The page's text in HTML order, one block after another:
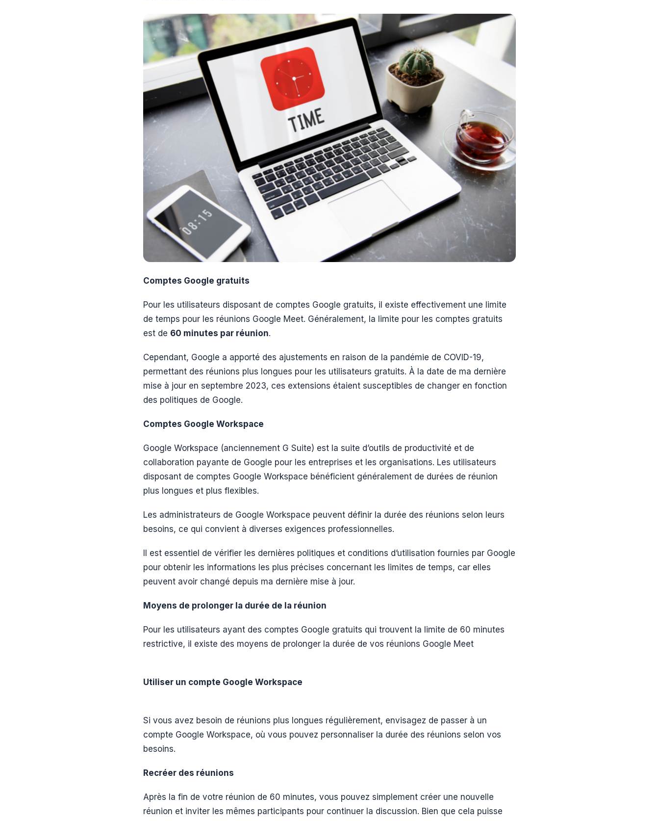
Comptes Google gratuits
Pour les utilisateurs disposant de comptes Google gratuits, il existe effectivement une limite
de temps pour les réunions Google Meet. Généralement, la limite pour les comptes gratuits
est de 60 minutes par réunion.
Cependant, Google a apporté des ajustements en raison de la pandémie de COVID-19,
permettant des réunions plus longues pour les utilisateurs gratuits. À la date de ma dernière
mise à jour en septembre 2023, ces extensions étaient susceptibles de changer en fonction
des politiques de Google.
Comptes Google Workspace
Google Workspace (anciennement G Suite) est la suite d’outils de productivité et de
collaboration payante de Google pour les entreprises et les organisations. Les utilisateurs
disposant de comptes Google Workspace bénéficient généralement de durées de réunion
plus longues et plus flexibles.
Les administrateurs de Google Workspace peuvent définir la durée des réunions selon leurs
besoins, ce qui convient à diverses exigences professionnelles.
Il est essentiel de vérifier les dernières politiques et conditions d’utilisation fournies par Google
pour obtenir les informations les plus précises concernant les limites de temps, car elles
peuvent avoir changé depuis ma dernière mise à jour.
Moyens de prolonger la durée de la réunion
Pour les utilisateurs ayant des comptes Google gratuits qui trouvent la limite de 60 minutes
restrictive, il existe des moyens de prolonger la durée de vos réunions Google Meet
Utiliser un compte Google Workspace
Si vous avez besoin de réunions plus longues régulièrement, envisagez de passer à un
compte Google Workspace, où vous pouvez personnaliser la durée des réunions selon vos
besoins.
Recréer des réunions
Après la fin de votre réunion de 60 minutes, vous pouvez simplement créer une nouvelle
réunion et inviter les mêmes participants pour continuer la discussion. Bien que cela puisse